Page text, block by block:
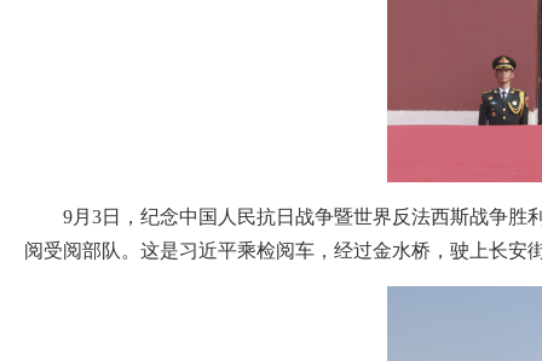
9月3日，纪念中国人民抗日战争暨世界反法西斯战争
阅受阅部队。这是习近平乘检阅车，经过金水桥，驶上长安